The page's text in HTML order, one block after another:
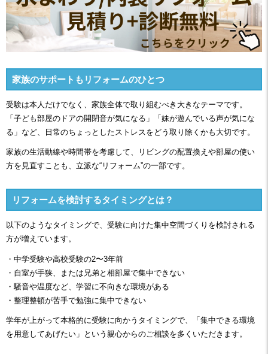
家族のサポートもリフォームのひとつ
受験は本人だけでなく、家族全体で取り組むべき大きなテーマです。
「子ども部屋のドアの開閉音が気になる」「妹が遊んでいる声が気にな
る」など、日常のちょっとしたストレスをどう取り除くかも大切です。
家族の生活動線や時間帯を考慮して、リビングの配置換えや部屋の使い
方を見直すことも、立派な“リフォーム”の一部です。
リフォームを検討するタイミングとは？
以下のようなタイミングで、受験に向けた集中空間づくりを検討される
方が増えています。
・中学受験や高校受験の2〜3年前
・自室が手狭、または兄弟と相部屋で集中できない
・騒音や温度など、学習に不向きな環境がある
・整理整頓が苦手で勉強に集中できない
学年が上がって本格的に受験に向かうタイミングで、「集中できる環境
を用意してあげたい」という親心からのご相談を多くいただきます。